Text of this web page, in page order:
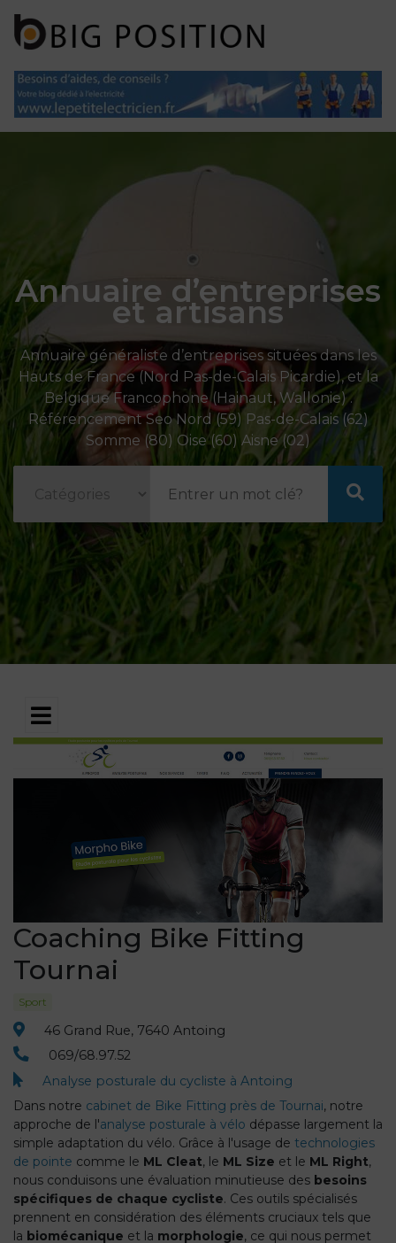
Annuaire d’entreprises
et artisans
Annuaire généraliste d’entreprises situées dans les
Hauts de France (Nord Pas-de-Calais Picardie), et la
Belgique Francophone (Hainaut, Wallonie) .
Référencement Seo Nord (59) Pas-de-Calais (62)
Somme (80) Oise (60) Aisne (02)
Coaching Bike Fitting
Tournai
Sport
46 Grand Rue, 7640 Antoing
069/68.97.52
Analyse posturale du cycliste à Antoing
Dans notre cabinet de Bike Fitting près de Tournai, notre
approche de l'analyse posturale à vélo dépasse largement la
simple adaptation du vélo. Grâce à l'usage de technologies
de pointe comme le ML Cleat, le ML Size et le ML Right,
nous conduisons une évaluation minutieuse des besoins
spécifiques de chaque cycliste. Ces outils spécialisés
prennent en considération des éléments cruciaux tels que
la biomécanique et la morphologie, ce qui nous permet
Panneau de gestion des cookies